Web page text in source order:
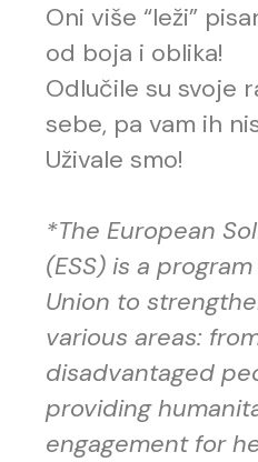
Oni više “leži”
od boja i oblika!
Odlučile su svoje
sebe, pa vam ih
Uživale smo!
*The European
(ESS) is a
Union to
various areas:
disadvantaged
providing
engagement for